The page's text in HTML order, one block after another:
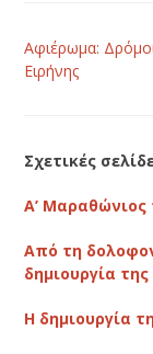
Αφιέρωμα:
Ειρήνης
Σχετικές
Α’ Μαραθώνιος
Από τη
δημιουργία
Η δημιουργία